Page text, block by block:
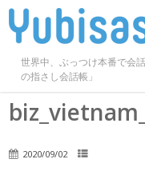
世界中、ぶっつけ本番で会
の指さし会話帳」
2020/09/02